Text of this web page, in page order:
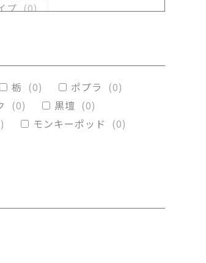
プ (0)
栃 (0) ポプラ (0)
(0) 黒壇 (0)
) モンキーポッド (0)